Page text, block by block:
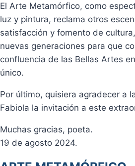
El Arte Metamórfico, como
luz y pintura, reclama otros
satisfacción y fomento de
nuevas generaciones para que
confluencia de las Bellas Artes
único.
Por último, quisiera agradecer a
Fabiola la invitación a este
Muchas gracias, poeta.
19 de agosto 2024.